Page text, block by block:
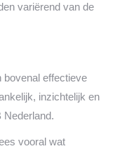
variërend van de
bovenal effectieve
inzichtelijk en
Nederland.
vooral wat